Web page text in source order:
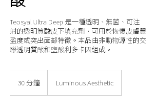
Teosyal Ultra Deep 是一種透明、無菌、可注
射的透明質酸皮下填充劑，可用於恢復皮膚豐
盈度或突出面部特徵。本品由非動物源性的交
聯透明質酸和鹽酸利多卡因組成。
30 分鐘 Luminous Aesthetic